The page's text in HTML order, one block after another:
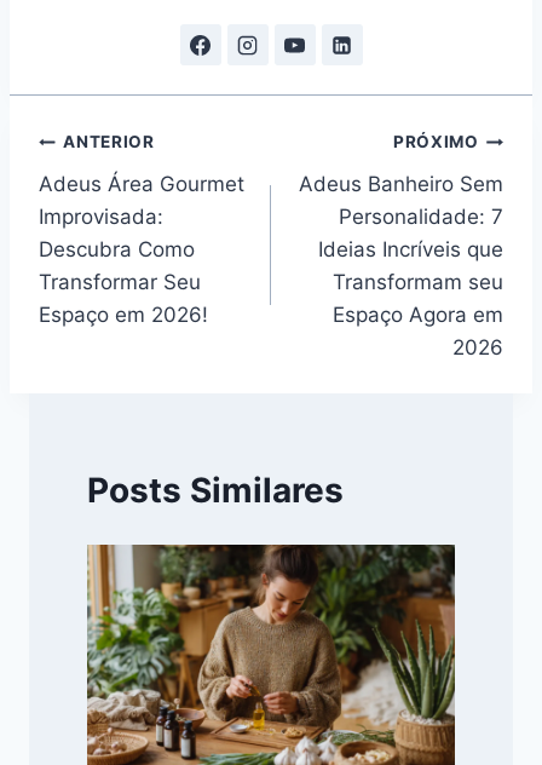
Navegação
de
Post
ANTERIOR
Adeus Área Gourmet
Improvisada:
Descubra Como
Transformar Seu
Espaço em 2026!
PRÓXIMO
Adeus Banheiro Sem
Personalidade: 7
Ideias Incríveis que
Transformam seu
Espaço Agora em
2026
Posts Similares